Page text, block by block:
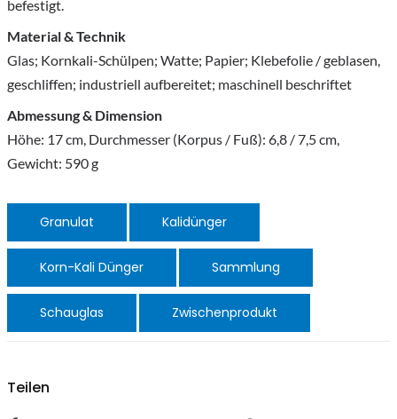
befestigt.
Material & Technik
Glas; Kornkali-Schülpen; Watte; Papier; Klebefolie / geblasen,
geschliffen; industriell aufbereitet; maschinell beschriftet
Abmessung & Dimension
Höhe: 17 cm, Durchmesser (Korpus / Fuß): 6,8 / 7,5 cm,
Gewicht: 590 g
Granulat Kalidünger
Korn-Kali Dünger Sammlung
Schauglas Zwischenprodukt
Teilen